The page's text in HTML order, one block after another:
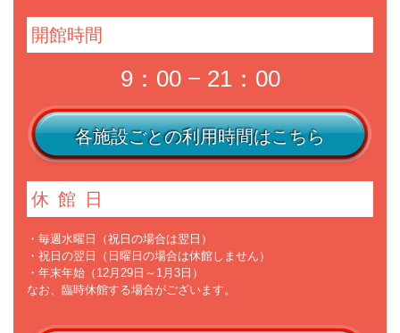
開館時間
9：00 − 21：00
各施設ごとの利用時間はこちら
休館日
・毎週水曜日（祝日の場合は翌日）
・祝日の翌日（日曜日の場合は休館しません）
・年末年始（12月29日～1月3日）
なお、臨時休館する場合がございます。